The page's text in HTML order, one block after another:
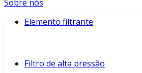
Sobre nós
Elemento filtrante
Filtro de alta pressão